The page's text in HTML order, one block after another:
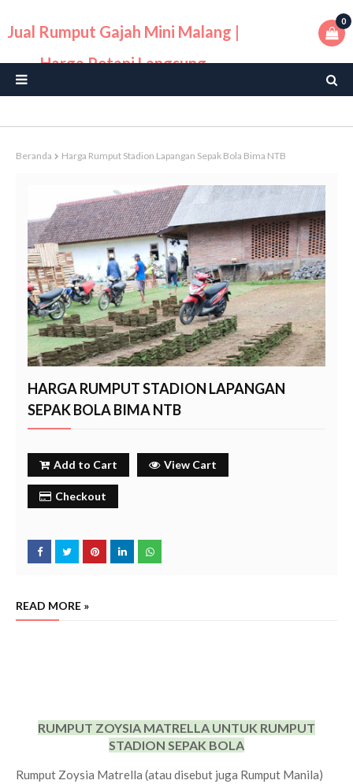
Jual Rumput Gajah Mini Malang |
Harga Petani Langsung
0
Beranda Harga Rumput Stadion Lapangan Sepak Bola Bima NTB
HARGA RUMPUT STADION LAPANGAN
SEPAK BOLA BIMA NTB
Add to Cart View Cart
Checkout
READ MORE »
RUMPUT ZOYSIA MATRELLA UNTUK RUMPUT
STADION SEPAK BOLA
Rumput Zoysia Matrella (atau disebut juga Rumput Manila)